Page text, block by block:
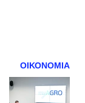
ΟΙΚΟΝΟΜΙΑ